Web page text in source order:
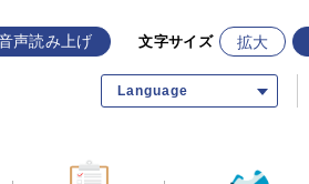
声読み上げ 文字サイズ 拡大
Language